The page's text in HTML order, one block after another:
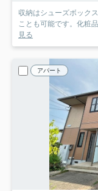
収納はシューズボック
ことも可能です。化粧
見る
アパート